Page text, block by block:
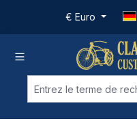
Passer au contenu principal
€ Euro